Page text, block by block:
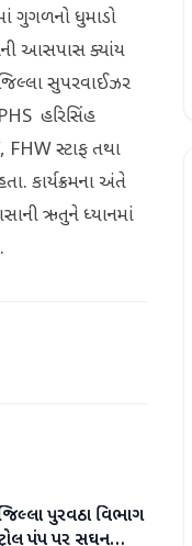
ગુગળનો ધુમાડો
આસપાસ ક્યાંય
સુપરવાઈઝર
હરિસિંહ
FHW સ્ટાફ તથા
કાર્યક્રમના અંતે
ઋતુને ધ્યાનમાં
પુરવઠા વિભાગ